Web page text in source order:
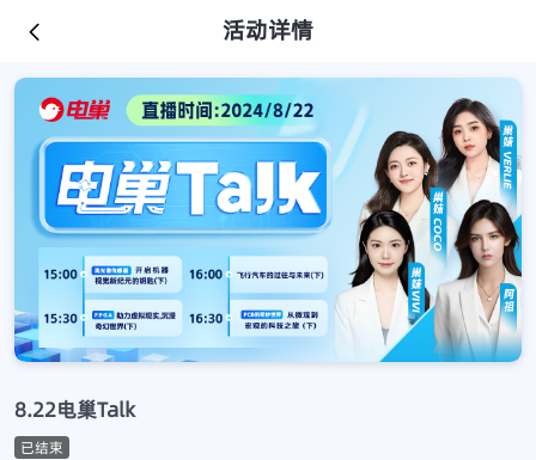
活动详情
8.22电巢Talk
已结束